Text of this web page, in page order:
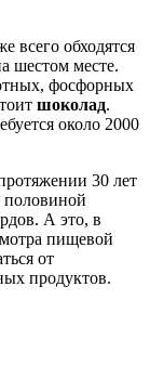
всего обходятся
шестом месте.
фосфорных
шоколад.
около 2000
30 лет
половиной
А это, в
пищевой
от
продуктов.